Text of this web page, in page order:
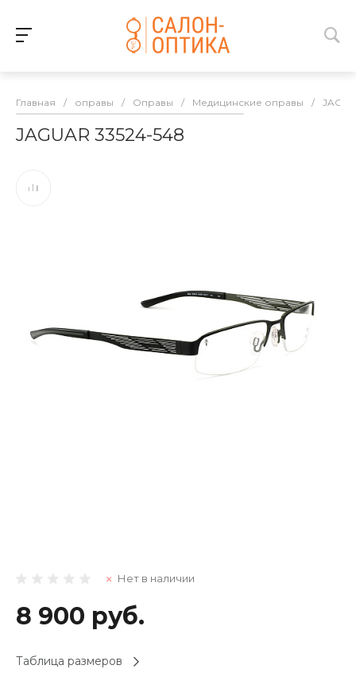
Главная / оправы / Оправы / Медицинские оправы /
JAGUAR 33524-548
Нет в наличии
8 900 руб.
Таблица размеров